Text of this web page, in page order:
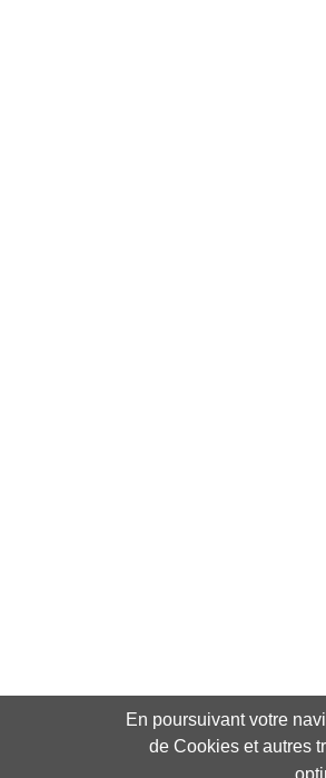
En poursuivant votre
de Cookies et autres